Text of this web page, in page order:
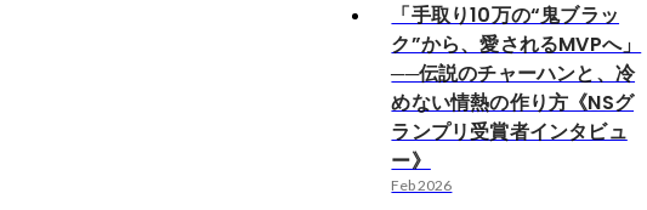
「手取り10万の“鬼ブラッ
ク”から、愛されるMVPへ」
──伝説のチャーハンと、冷
めない情熱の作り方《NSグ
ランプリ受賞者インタビュ
ー》
Feb 2026